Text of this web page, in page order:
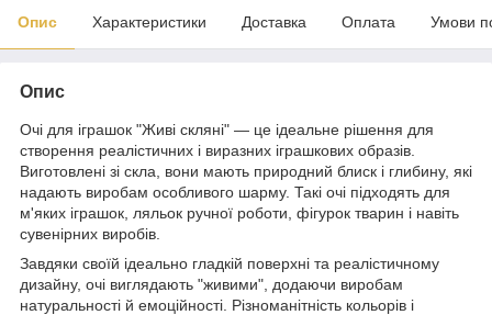
Опис Характеристики Доставка Оплата Умови
Опис
Очі для іграшок "Живі скляні" — це ідеальне рішення для
створення реалістичних і виразних іграшкових образів.
Виготовлені зі скла, вони мають природний блиск і глибину, які
надають виробам особливого шарму. Такі очі підходять для
м'яких іграшок, ляльок ручної роботи, фігурок тварин і навіть
сувенірних виробів.
Завдяки своїй ідеально гладкій поверхні та реалістичному
дизайну, очі виглядають "живими", додаючи виробам
натуральності й емоційності. Різноманітність кольорів і